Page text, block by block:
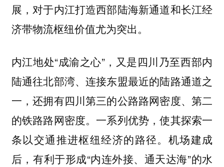
展，对于内江打造西部陆海新通道和长江经
济带物流枢纽价值尤为突出。
内江地处“成渝之心”，又是四川乃至西部内
陆通往北部湾、连接东盟最近的陆路通道之
一，还拥有四川第三的公路路网密度、第二
的铁路路网密度。一系列优势，使其探索一
条以交通推进枢纽经济的路径。机场建成
后，有利于形成“内连外接、通天达海”的水